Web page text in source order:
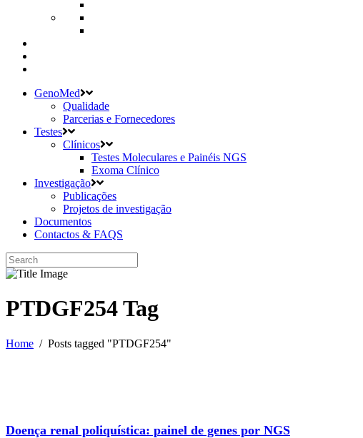
GenoMed
Qualidade
Parcerias e Fornecedores
Testes
Clínicos
Testes Moleculares e Painéis NGS
Exoma Clínico
Investigação
Publicações
Projetos de investigação
Documentos
Contactos & FAQS
PTDGF254 Tag
Home / Posts tagged "PTDGF254"
Doença renal poliquística: painel de genes por NGS